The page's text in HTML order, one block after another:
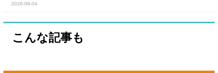
2026-08-04
こんな記事も